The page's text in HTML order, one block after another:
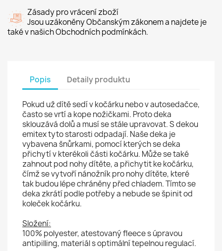
Zásady pro vrácení zboží
Jsou uzákoněny Občanským zákonem a najdete je
také v našich Obchodních podmínkách.
Popis Detaily produktu
Pokud už dítě sedí v kočárku nebo v autosedačce,
často se vrtí a kope nožičkami. Proto deka
sklouzává dolů a musí se stále upravovat. S dekou
emitex tyto starosti odpadají. Naše deka je
vybavena šnůrkami, pomocí kterých se deka
přichytí v kterékoli části kočárku. Může se také
zahnout pod nohy dítěte, a přichytit ke kočárku,
čímž se vytvoří nánožník pro nohy dítěte, které
tak budou lépe chráněny před chladem. Tímto se
deka zkrátí podle potřeby a nebude se špinit od
koleček kočárku.
Složení:
100% polyester, atestovaný fleece s úpravou
antipilling, materiál s optimální tepelnou regulací.